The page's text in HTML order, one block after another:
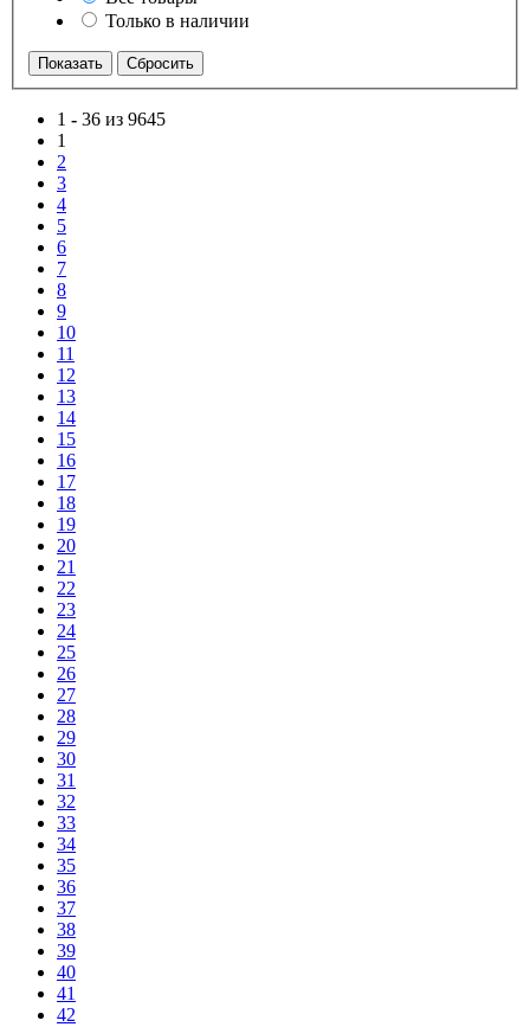
Только в наличии
1 - 36 из 9645
1
2
3
4
5
6
7
8
9
10
11
12
13
14
15
16
17
18
19
20
21
22
23
24
25
26
27
28
29
30
31
32
33
34
35
36
37
38
39
40
41
42